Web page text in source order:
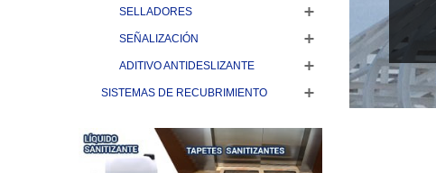
SELLADORES
SEÑALIZACIÓN
ADITIVO ANTIDESLIZANTE
SISTEMAS DE RECUBRIMIENTO